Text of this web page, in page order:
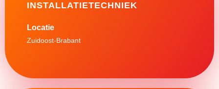
INSTALLATIETECHNIEK
Zuidoost-Brabant